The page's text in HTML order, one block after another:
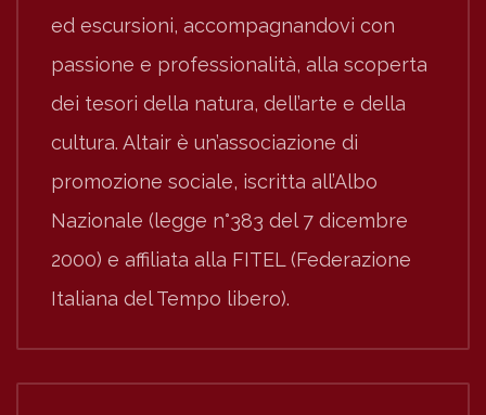
ed escursioni, accompagnandovi con
passione e professionalità, alla scoperta
dei tesori della natura, dell’arte e della
cultura. Altair è un’associazione di
promozione sociale, iscritta all’Albo
Nazionale (legge n°383 del 7 dicembre
2000) e affiliata alla FITEL (Federazione
Italiana del Tempo libero).